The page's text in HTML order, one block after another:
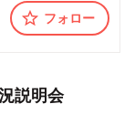
フォロー
説明会